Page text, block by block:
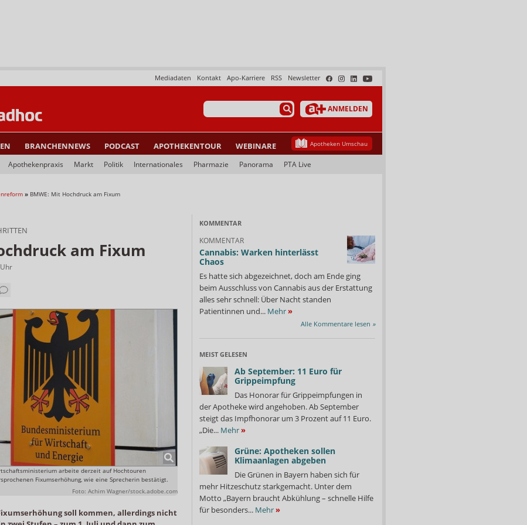
Newsletter
RSS
Apo-Karriere
Kontakt
Mediadaten
ANMELDEN
BRANCHENNEWS PODCAST APOTHEKENTOUR WEBINARE Apotheken Umschau
Apothekenpraxis Markt Politik Internationales Pharmazie Panorama PTA Live
» BMWE: Mit Hochdruck am Fixum
am Fixum
Uhr
arbeite derzeit auf Hochtouren
Fixumserhöhung, wie eine Sprecherin bestätigt.
Foto: Achim Wagner/stock.adobe.com
soll kommen, allerdings nicht
KOMMENTAR
KOMMENTAR
Cannabis: Warken hinterlässt
Chaos
Es hatte sich abgezeichnet, doch am Ende ging
beim Ausschluss von Cannabis aus der Erstattung
alles sehr schnell: Über Nacht standen
Patientinnen und... Mehr»
Alle Kommentare lesen »
MEIST GELESEN
Ab September: 11 Euro für
Grippeimpfung
Das Honorar für Grippeimpfungen in
der Apotheke wird angehoben. Ab September
steigt das Impfhonorar um 3 Prozent auf 11 Euro.
„Die... Mehr»
Grüne: Apotheken sollen
Klimaanlagen abgeben
Die Grünen in Bayern haben sich für
mehr Hitzeschutz starkgemacht. Unter dem
Motto „Bayern braucht Abkühlung – schnelle Hilfe
für besonders... Mehr»